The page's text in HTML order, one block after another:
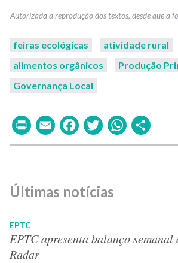
feiras ecológicas
atividade rural
alimentos orgânicos
Produção
Governança Local
PrintEmailFacebook
Twitter
Últimas notícias
EPTC
EPTC apresenta balanço semanal
Radar